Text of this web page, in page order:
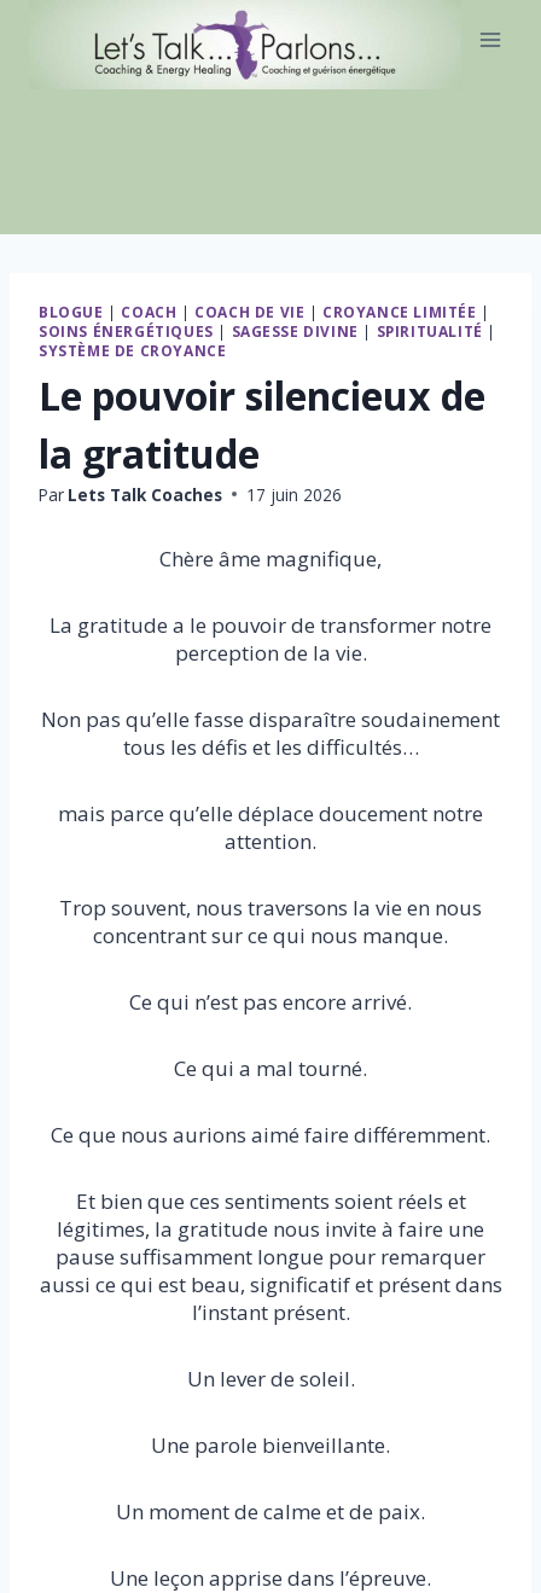
BLOGUE | COACH | COACH DE VIE | CROYANCE LIMITÉE |
SOINS ÉNERGÉTIQUES | SAGESSE DIVINE | SPIRITUALITÉ |
SYSTÈME DE CROYANCE
Le pouvoir silencieux de
la gratitude
Par Lets Talk Coaches 17 juin 2026
Chère âme magnifique,
La gratitude a le pouvoir de transformer notre
perception de la vie.
Non pas qu’elle fasse disparaître soudainement
tous les défis et les difficultés…
mais parce qu’elle déplace doucement notre
attention.
Trop souvent, nous traversons la vie en nous
concentrant sur ce qui nous manque.
Ce qui n’est pas encore arrivé.
Ce qui a mal tourné.
Ce que nous aurions aimé faire différemment.
Et bien que ces sentiments soient réels et
légitimes, la gratitude nous invite à faire une
pause suffisamment longue pour remarquer
aussi ce qui est beau, significatif et présent dans
l’instant présent.
Un lever de soleil.
Une parole bienveillante.
Un moment de calme et de paix.
Une leçon apprise dans l’épreuve.